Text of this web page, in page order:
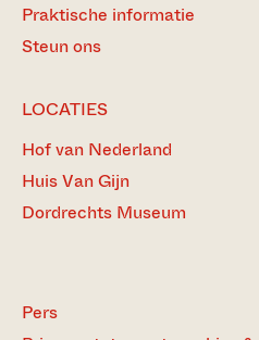
Praktische informatie
Steun ons
LOCATIES
Hof van Nederland
Huis Van Gijn
Dordrechts Museum
Pers